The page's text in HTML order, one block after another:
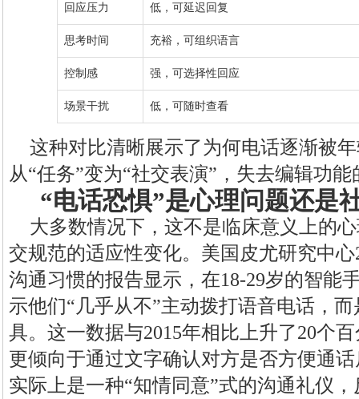
回应压力 低，可延迟回复
思考时间 充裕，可组织语言
控制感 强，可选择性回应
场景干扰 低，可随时查看
这种对比清晰展示了为何电话逐渐被
从“任务”变为“社交表演”，失去编辑功
“电话恐惧”是心理问题还是
大多数情况下，这不是临床意义上的
交规范的适应性变化。美国皮尤研究中
沟通习惯的报告显示，在18-29岁的智能
示他们“几乎从不”主动拨打语音电话，
具。这一数据与2015年相比上升了20个
更倾向于通过文字确认对方是否方便通
实际上是一种“知情同意”式的沟通礼仪